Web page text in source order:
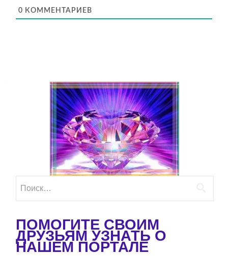
0 КОММЕНТАРИЕВ
ПОМОГИТЕ СВОИМ
ДРУЗЬЯМ УЗНАТЬ О
НАШЕМ ПОРТАЛЕ